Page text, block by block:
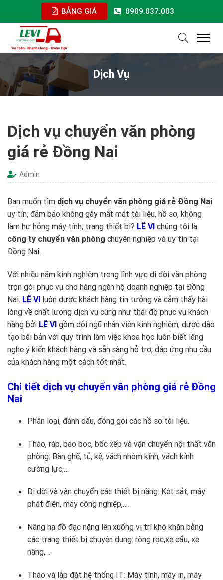
BẢNG GIÁ 0909.037.003
Dịch Vụ
Dịch vụ chuyển văn phòng
giá rẻ Đồng Nai
Admin
Bạn muốn tìm dịch vụ chuyển văn phòng giá rẻ Đồng Nai
uy tín, đảm bảo không gây mất mát tài liệu, hồ sơ, không
làm hư hỏng máy tính, trang thiết bị? LÊ VI chúng tôi là
công ty chuyển văn phòng chuyên nghiệp và uy tín tại
Đồng Nai.
Với nhiều năm kinh nghiệm trong lĩnh vực di dời văn phòng
trọn gói phục vụ cho hàng ngàn hộ doanh nghiệp tại Đồng
Nai. LÊ VI luôn được khách hàng tin tưởng và cảm thấy hài
lòng về chất lượng dịch vụ cũng như thái độ phục vụ khách
hàng bởi LÊ VI gồm đội ngũ nhân viên kinh nghiệm, được đào
tạo bài bản với quy trình làm việc khoa học luôn biết lắng
nghe ý kiến khách hàng và sẵn sàng hỗ trợ, đáp ứng nhu cầu
của khách hàng một cách tốt nhất.
Chi tiết dịch vụ chuyển văn phòng giá rẻ Đồng
Nai
Phân loại, đánh dấu, đóng gói các hồ sơ tài liệu.
Tháo, ráp, bao bọc, bốc xếp và vận chuyển nội thất văn
phòng: Bàn ghế, tủ, kệ, vách nhôm kính, vách kính
cường lực,…
Di dời và vận chuyển các thiết bị năng: Két sắt, máy
phát điện, máy công nghiệp,….
Nâng hạ đồ đạc nặng lên xuống vị trí khó khăn bằng
các trang thiết bị chuyên dụng: ròng rọc,xe cẩu, xe
nâng,…
Tháo và lắp đặt hệ thống IT: Máy tính, máy in, máy